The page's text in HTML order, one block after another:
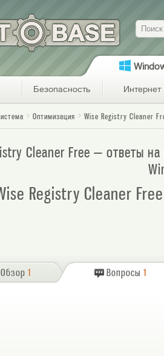
Безопасность Интернет
Оптимизация Wise Registry Cleaner
Cleaner Free — ответы
Registry Cleaner
Обзор 1 Вопросы 1